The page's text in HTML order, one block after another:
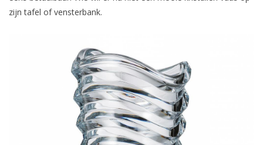
zijn tafel of vensterbank.